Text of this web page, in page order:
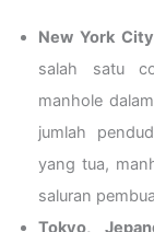
New York
salah satu
manhole
jumlah
yang tua,
saluran
Tokyo,